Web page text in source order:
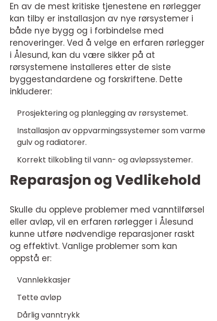
En av de mest kritiske tjenestene en rørlegger
kan tilby er installasjon av nye rørsystemer i
både nye bygg og i forbindelse med
renoveringer. Ved å velge en erfaren rørlegger
i Ålesund, kan du være sikker på at
rørsystemene installeres etter de siste
byggestandardene og forskriftene. Dette
inkluderer:
Prosjektering og planlegging av rørsystemet.
Installasjon av oppvarmingssystemer som varme
gulv og radiatorer.
Korrekt tilkobling til vann- og avløpssystemer.
Reparasjon og Vedlikehold
Skulle du oppleve problemer med vanntilførsel
eller avløp, vil en erfaren rørlegger i Ålesund
kunne utføre nødvendige reparasjoner raskt
og effektivt. Vanlige problemer som kan
oppstå er:
Vannlekkasjer
Tette avløp
Dårlig vanntrykk